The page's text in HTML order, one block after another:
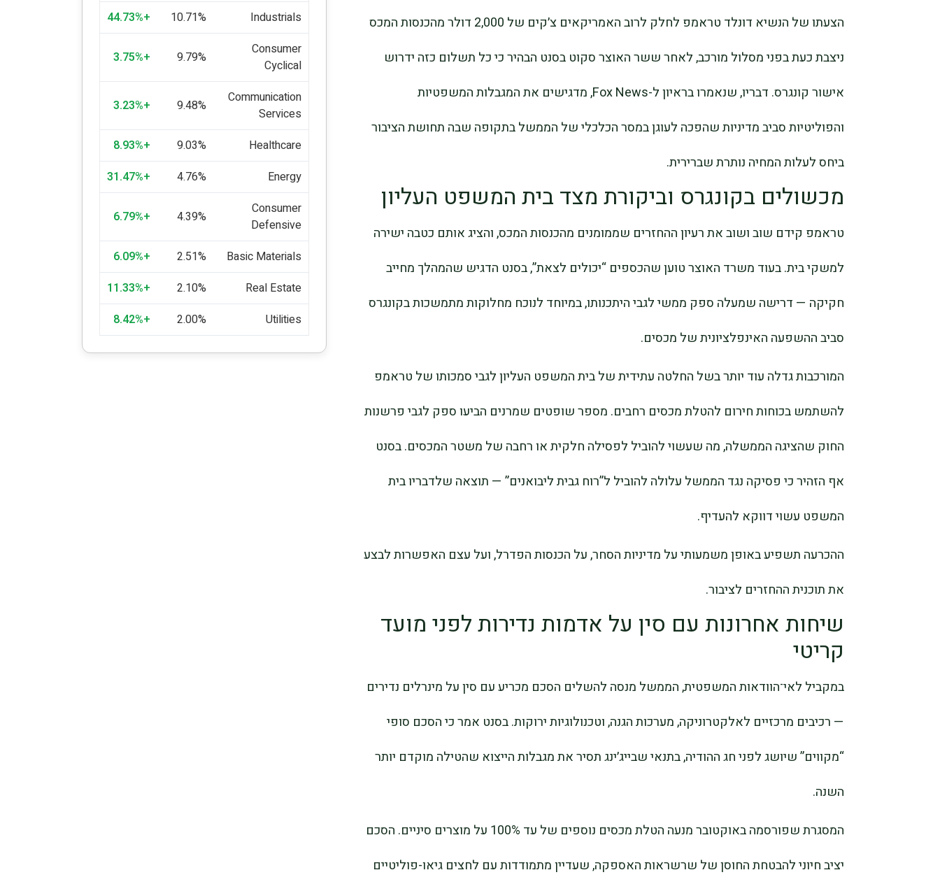
הצעתו של הנשיא דונלד טראמפ לחלק לרוב האמריקאים צ׳קים של 2,000 דולר מהכנסות המכס
ניצבת כעת בפני מסלול מורכב, לאחר ששר האוצר סקוט בסנט הבהיר כי כל תשלום כזה ידרוש
אישור קונגרס. דבריו, שנאמרו בראיון ל-Fox News, מדגישים את המגבלות המשפטיות
והפוליטיות סביב מדיניות שהפכה לעוגן במסר הכלכלי של הממשל בתקופה שבה תחושת הציבור
ביחס לעלות המחיה נותרת שברירית.
מכשולים בקונגרס וביקורת מצד בית המשפט העליון
טראמפ קידם שוב ושוב את רעיון ההחזרים שממומנים מהכנסות המכס, והציג אותם כטבה ישירה
למשקי בית. בעוד משרד האוצר טוען שהכספים “יכולים לצאת”, בסנט הדגיש שהמהלך מחייב
חקיקה — דרישה שמעלה ספק ממשי לגבי היתכנותו, במיוחד לנוכח מחלוקות מתמשכות בקונגרס
סביב ההשפעה האינפלציונית של מכסים.
המורכבות גדלה עוד יותר בשל החלטה עתידית של בית המשפט העליון לגבי סמכותו של טראמפ
להשתמש בכוחות חירום להטלת מכסים רחבים. מספר שופטים שמרנים הביעו ספק לגבי פרשנות
החוק שהציגה הממשלה, מה שעשוי להוביל לפסילה חלקית או רחבה של משטר המכסים. בסנט
אף הזהיר כי פסיקה נגד הממשל עלולה להוביל ל”רוח גבית ליבואנים” — תוצאה שלדבריו בית
המשפט עשוי דווקא להעדיף.
ההכרעה תשפיע באופן משמעותי על מדיניות הסחר, על הכנסות הפדרל, ועל עצם האפשרות לבצע
את תוכנית ההחזרים לציבור.
שיחות אחרונות עם סין על אדמות נדירות לפני מועד
קריטי
במקביל לאי־הוודאות המשפטית, הממשל מנסה להשלים הסכם מכריע עם סין על מינרלים נדירים
— רכיבים מרכזיים לאלקטרוניקה, מערכות הגנה, וטכנולוגיות ירוקות. בסנט אמר כי הסכם סופי
“מקווים” שיושג לפני חג ההודיה, בתנאי שבייג׳ינג תסיר את מגבלות הייצוא שהטילה מוקדם יותר
השנה.
המסגרת שפורסמה באוקטובר מנעה הטלת מכסים נוספים של עד 100% על מוצרים סיניים. הסכם
יציב חיוני להבטחת החוסן של שרשראות האספקה, שעדיין מתמודדות עם לחצים גיאו-פוליטיים
Industrials
10.71%
+44.73%
Consumer
Cyclical
9.79%
+3.75%
Communication
Services
9.48%
+3.23%
Healthcare
9.03%
+8.93%
Energy
4.76%
+31.47%
Consumer
Defensive
4.39%
+6.79%
Basic Materials
2.51%
+6.09%
Real Estate
2.10%
+11.33%
Utilities
2.00%
+8.42%